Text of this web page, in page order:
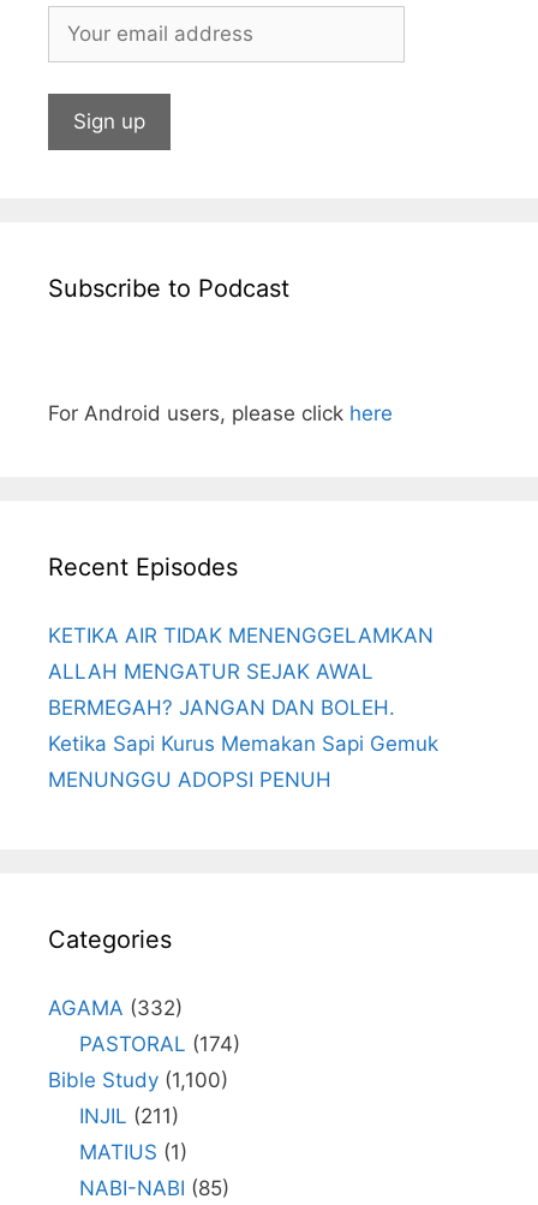
Subscribe to Podcast
For Android users, please click here
Recent Episodes
KETIKA AIR TIDAK MENENGGELAMKAN
ALLAH MENGATUR SEJAK AWAL
BERMEGAH? JANGAN DAN BOLEH.
Ketika Sapi Kurus Memakan Sapi Gemuk
MENUNGGU ADOPSI PENUH
Categories
AGAMA (332)
PASTORAL (174)
Bible Study (1,100)
INJIL (211)
MATIUS (1)
NABI-NABI (85)